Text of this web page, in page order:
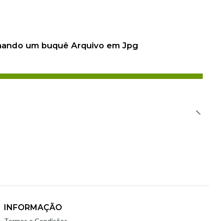
um buquê Arquivo em Jpg
INFORMAÇÃO